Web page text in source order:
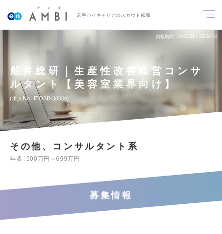
若手ハイキャリアのスカウト転職
掲載期間 26/07/31～26/08/13
船井総研｜生産性改善経営コンサ
ルタント【美容室業界向け】
求人No.HTQSB-38589
その他、コンサルタント系
年収 500万円～699万円
募集情報